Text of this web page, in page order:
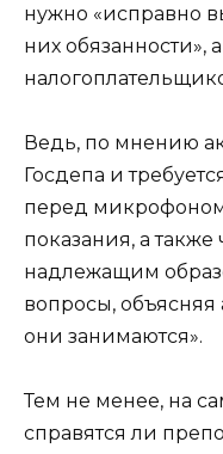
нужно «исправно
них обязанности»,
Ведь, по мнению
Госдепа и
перед
показания, а
надлежащим
вопросы,
они занимаются».
Тем не менее, на
справятся ли